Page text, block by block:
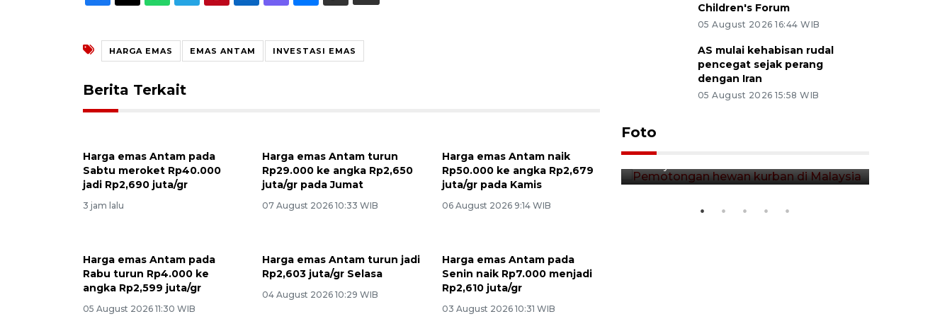
HARGA EMAS EMAS ANTAM INVESTASI EMAS
Berita Terkait
Harga emas Antam pada
Sabtu meroket Rp40.000
jadi Rp2,690 juta/gr
3 jam lalu
Harga emas Antam turun
Rp29.000 ke angka Rp2,650
juta/gr pada Jumat
07 August 2026 10:33 WIB
Harga emas Antam naik
Rp50.000 ke angka Rp2,679
juta/gr pada Kamis
06 August 2026 9:14 WIB
Harga emas Antam pada
Rabu turun Rp4.000 ke
angka Rp2,599 juta/gr
05 August 2026 11:30 WIB
Harga emas Antam turun jadi
Rp2,603 juta/gr Selasa
04 August 2026 10:29 WIB
Harga emas Antam pada
Senin naik Rp7.000 menjadi
Rp2,610 juta/gr
03 August 2026 10:31 WIB
Children's Forum
05 August 2026 16:44 WIB
AS mulai kehabisan rudal
pencegat sejak perang
dengan Iran
05 August 2026 15:58 WIB
Foto
19 February 2026 19:47 WIB
Pemotongan hewan kurban di
Malaysia